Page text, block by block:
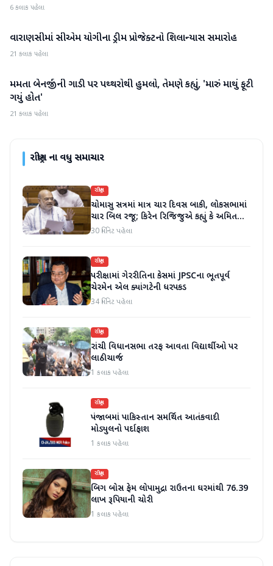
6 કલાક પહેલા
રાષ્ટ્રીય
વારાણસીમાં સીએમ યોગીના ડ્રીમ પ્રોજેક્ટનો શિલાન્યાસ સમારોહ
21 કલાક પહેલા
રાષ્ટ્રીય
મમતા બેનર્જીની ગાડી પર પથ્થરોથી હુમલો, તેમણે કહ્યું, 'મારું માથું ફૂટી
ગયું હોત'
21 કલાક પહેલા
રાષ્ટ્રીયના વધુ સમાચાર
રાષ્ટ્રીય
ચોમાસુ સત્રમાં માત્ર ચાર દિવસ બાકી, લોકસભામાં
ચાર બિલ રજૂ; કિરેન રિજિજુએ કહ્યું કે અમિત
શાહ ચર્ચા પછી જવાબ આપશે
30 મિનિટ પહેલા
રાષ્ટ્રીય
પરીક્ષામાં ગેરરીતિના કેસમાં JPSCના ભૂતપૂર્વ
ચેરમેન એલ ક્યાંગટેની ધરપકડ
34 મિનિટ પહેલા
રાષ્ટ્રીય
રાંચી વિધાનસભા તરફ આવતા વિદ્યાર્થીઓ પર
લાઠીચાર્જ
1 કલાક પહેલા
રાષ્ટ્રીય
પંજાબમાં પાકિસ્તાન સમર્થિત આતંકવાદી
મોડ્યુલનો પર્દાફાશ
1 કલાક પહેલા
રાષ્ટ્રીય
બિગ બોસ ફેમ લોપામુદ્રા રાઉતના ઘરમાંથી 76.39
લાખ રૂપિયાની ચોરી
1 કલાક પહેલા